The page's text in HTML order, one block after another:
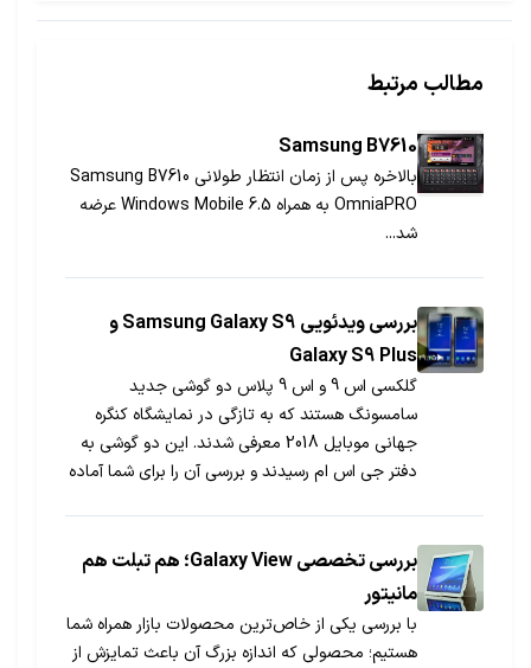
مطالب مرتبط
Samsung B7610
بالاخره پس از زمان انتظار طولانی Samsung B7610
OmniaPRO به همراه Windows Mobile 6.5 عرضه
شد...
بررسی ویدئویی Samsung Galaxy S9 و
Galaxy S9 Plus
گلکسی اس 9 و اس 9 پلاس دو گوشی جدید
سامسونگ هستند که به تازگی در نمایشگاه کنگره
جهانی موبایل 2018 معرفی شدند. این دو گوشی به
دفتر جی اس ام رسیدند و بررسی آن را برای شما آماده
بررسی تخصصی Galaxy View؛ هم تبلت هم
مانیتور
با بررسی یکی از خاص‌ترین محصولات بازار همراه شما
هستیم؛ محصولی که اندازه بزرگ آن باعث تمایزش از